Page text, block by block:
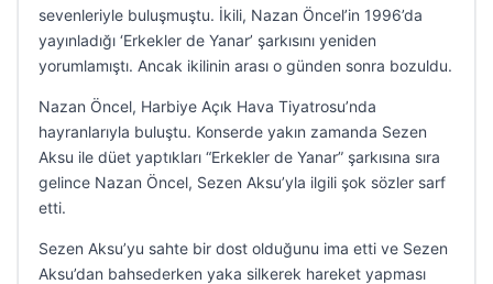
sevenleriyle buluşmuştu. İkili, Nazan Öncel’in 1996’da
yayınladığı ‘Erkekler de Yanar’ şarkısını yeniden
yorumlamıştı. Ancak ikilinin arası o günden sonra bozuldu.
Nazan Öncel, Harbiye Açık Hava Tiyatrosu’nda
hayranlarıyla buluştu. Konserde yakın zamanda Sezen
Aksu ile düet yaptıkları “Erkekler de Yanar” şarkısına sıra
gelince Nazan Öncel, Sezen Aksu’yla ilgili şok sözler sarf
etti.
Sezen Aksu’yu sahte bir dost olduğunu ima etti ve Sezen
Aksu’dan bahsederken yaka silkerek hareket yapması